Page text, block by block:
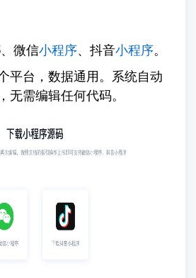
微信小程序、抖音小程序。
平台，数据通用。系统自动
无需编辑任何代码。